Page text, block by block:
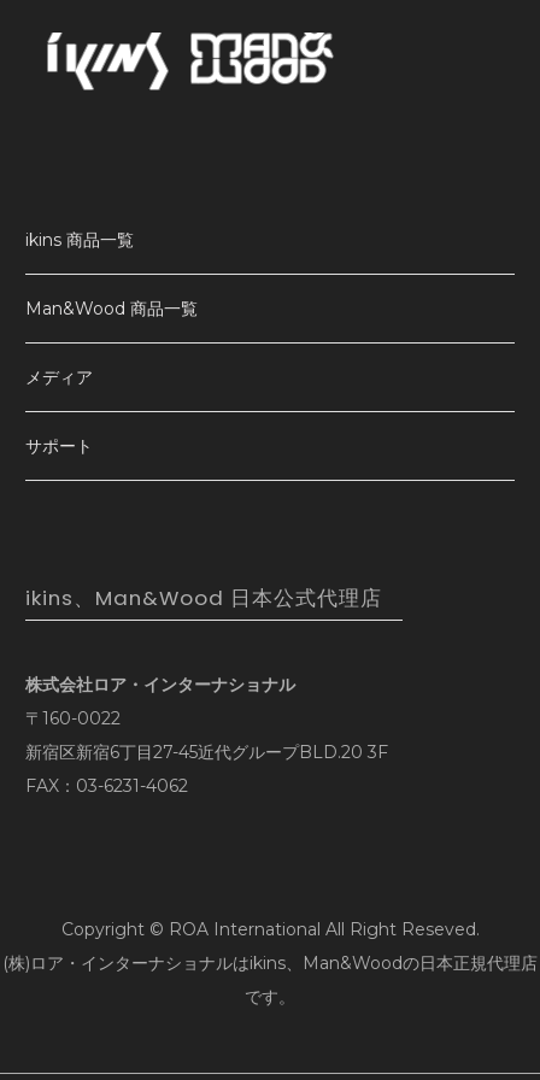
ikins 商品一覧
Man&Wood 商品一覧
メディア
サポート
ikins、Man&Wood 日本公式代理店
株式会社ロア・インターナショナル
〒160-0022
新宿区新宿6丁目27-45近代グループBLD.20 3F
FAX：03-6231-4062
Copyright © ROA International All Right Reseved.
(株)ロア・インターナショナルはikins、Man&Woodの日本正規代理店
です。